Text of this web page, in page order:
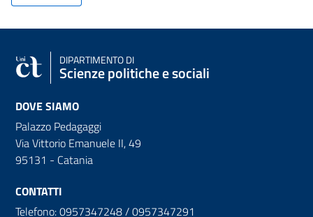
DIPARTIMENTO DI
Scienze politiche e sociali
DOVE SIAMO
Palazzo Pedagaggi
Via Vittorio Emanuele II, 49
95131 - Catania
CONTATTI
Telefono: 0957347248 / 0957347291